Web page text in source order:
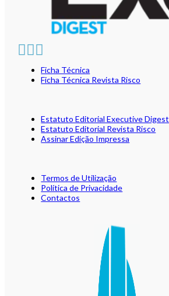
Ficha Técnica
Ficha Técnica Revista Risco
Estatuto Editorial Executive Digest
Estatuto Editorial Revista Risco
Assinar Edição Impressa
Termos de Utilização
Política de Privacidade
Contactos